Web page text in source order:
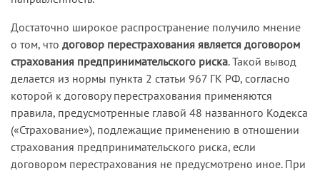
Достаточно широкое распространение получило мнение
о том, что договор перестрахования является договором
страхования предпринимательского риска. Такой вывод
делается из нормы пункта 2 статьи 967 ГК РФ, согласно
которой к договору перестрахования применяются
правила, предусмотренные главой 48 названного Кодекса
(«Страхование»), подлежащие применению в отношении
страхования предпринимательского риска, если
договором перестрахования не предусмотрено иное. При